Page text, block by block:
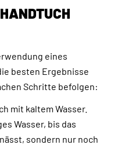
eines
besten Ergebnisse
Schritte befolgen:
mit kaltem Wasser.
Wasser, bis das
sondern nur noch